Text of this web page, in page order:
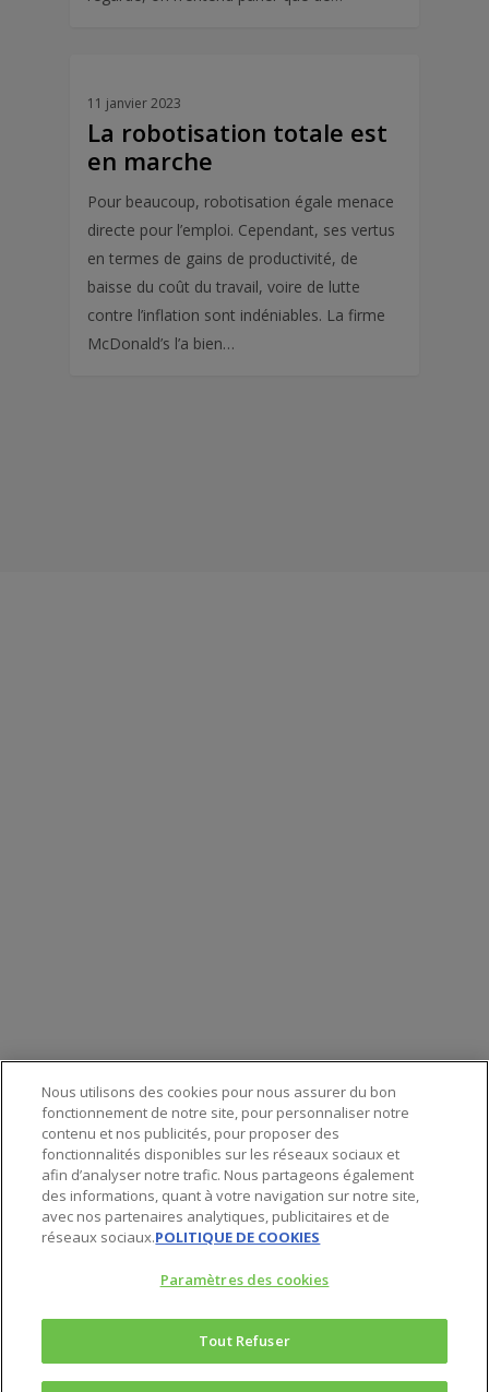
11 janvier 2023
La robotisation totale est
en marche
Pour beaucoup, robotisation égale menace
directe pour l’emploi. Cependant, ses vertus
en termes de gains de productivité, de
baisse du coût du travail, voire de lutte
contre l’inflation sont indéniables. La firme
McDonald’s l’a bien…
© 2025 Agora Bourse
linkedin
5 Valeurs pour doubler votre PEA
Nous utilisons des cookies pour nous assurer du bon
fonctionnement de notre site, pour personnaliser notre
contenu et nos publicités, pour proposer des
fonctionnalités disponibles sur les réseaux sociaux et
afin d’analyser notre trafic. Nous partageons également
des informations, quant à votre navigation sur notre site,
avec nos partenaires analytiques, publicitaires et de
réseaux sociaux.POLITIQUE DE COOKIES
Paramètres des cookies
Tout Refuser